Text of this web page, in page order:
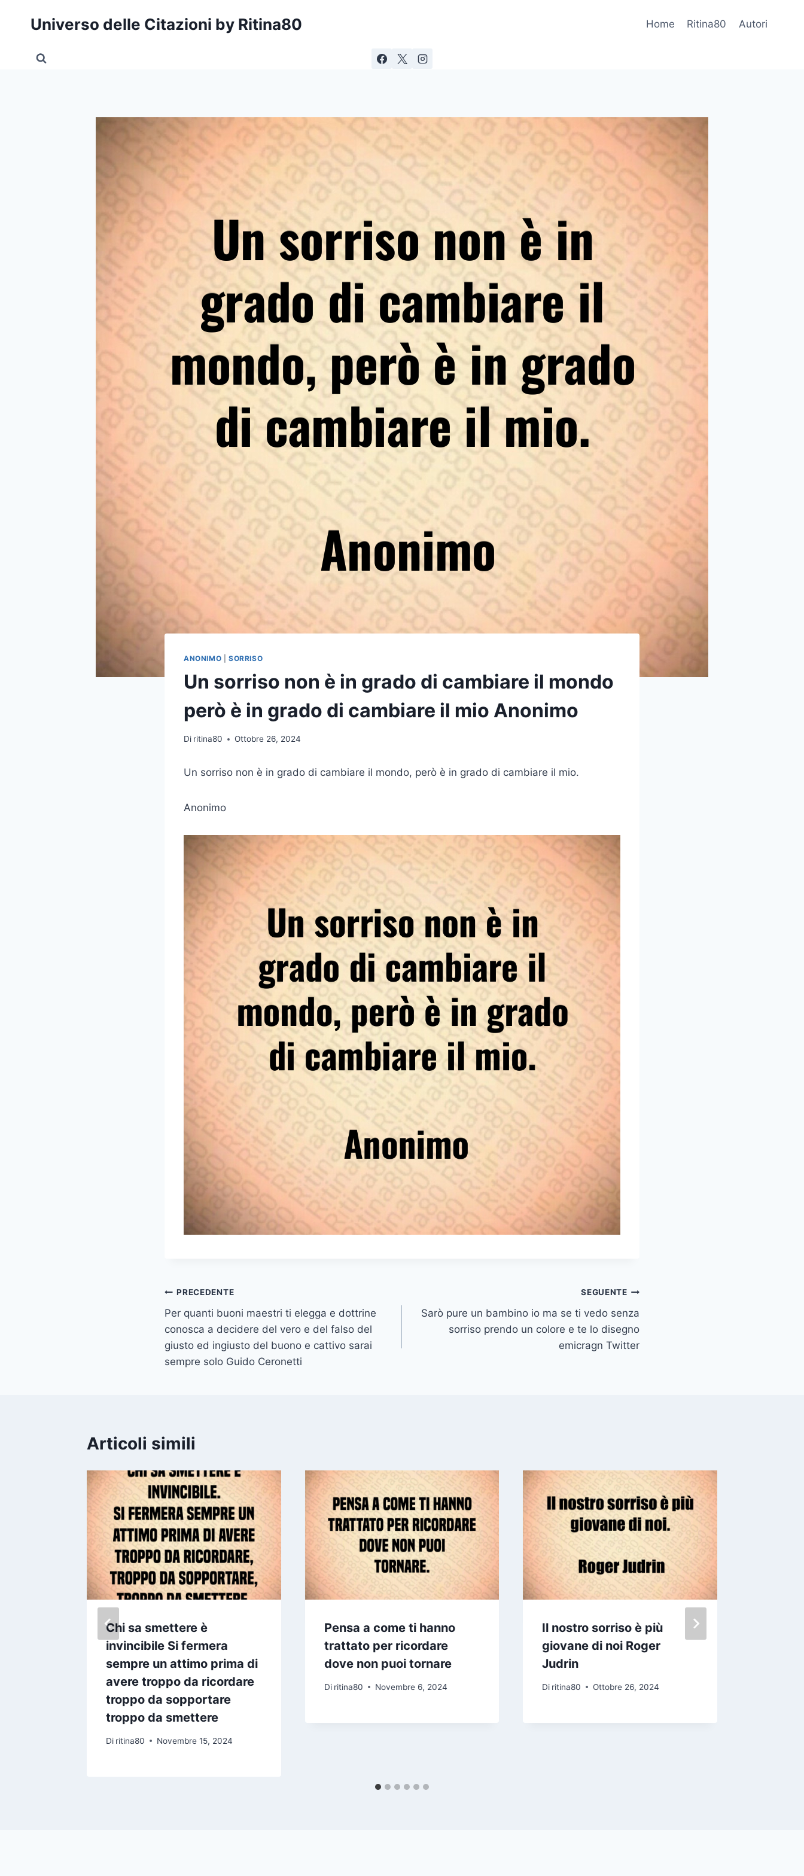
Universo delle Citazioni by Ritina80 Home Ritina80 Autori
ANONIMO SORRISO
Un sorriso non è in grado di cambiare il mondo
però è in grado di cambiare il mio Anonimo
Di ritina80 Ottobre 26, 2024
Un sorriso non è in grado di cambiare il mondo, però è in grado di cambiare il mio.
Anonimo
Navigazione
articoli
PRECEDENTE
Per quanti buoni maestri ti elegga e dottrine
conosca a decidere del vero e del falso del
giusto ed ingiusto del buono e cattivo sarai
sempre solo Guido Ceronetti
SEGUENTE
Sarò pure un bambino io ma se ti vedo senza
sorriso prendo un colore e te lo disegno
emicragn Twitter
Articoli simili
Chi sa smettere è
invincibile Si fermera
sempre un attimo prima di
avere troppo da ricordare
troppo da sopportare
troppo da smettere
Di ritina80 Novembre 15, 2024
Pensa a come ti hanno
trattato per ricordare
dove non puoi tornare
Di ritina80 Novembre 6, 2024
Il nostro sorriso è più
giovane di noi Roger
Judrin
Di ritina80 Ottobre 26, 2024